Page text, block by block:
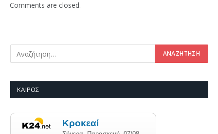
Comments are closed.
ΚΑΙΡΌΣ